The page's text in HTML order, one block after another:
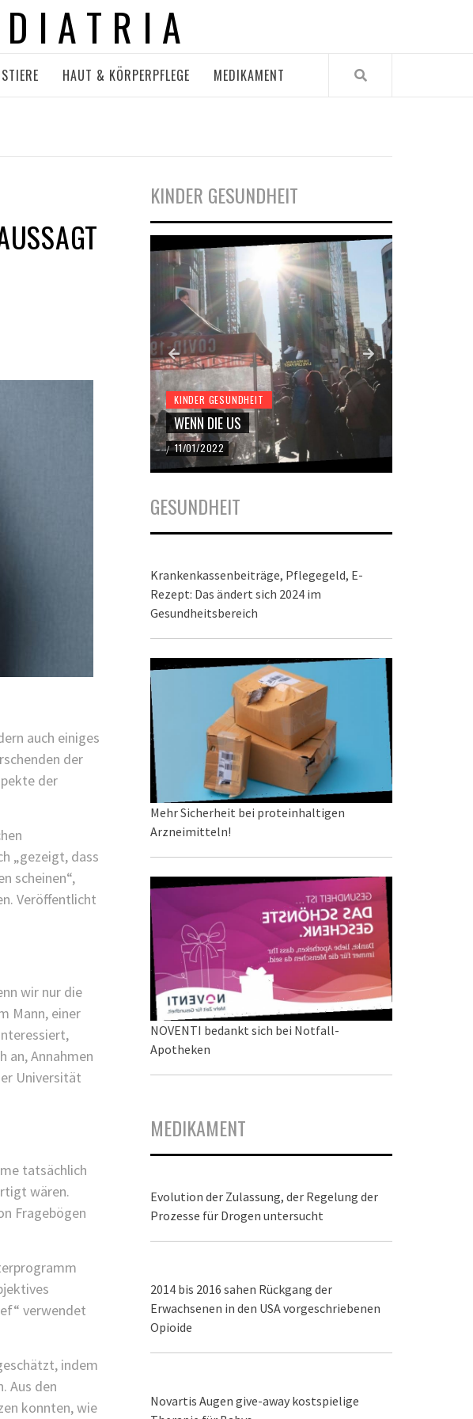
HAUT & KÖRPERPFLEGE MEDIKAMENT
auch einiges
der
der
„gezeigt, dass
scheinen“,
Veröffentlicht
wir nur die
Mann, einer
an, Annahmen
Universität
tatsächlich
wären.
Fragebögen
verwendet
indem
Aus den
konnten, wie
KINDER GESUNDHEIT
ALS KINDERARZT
KINDER GESUNDHEIT
WENN DIE US
/ 11/01/2022
GESUNDHEIT
Krankenkassenbeiträge, Pflegegeld, E-
Rezept: Das ändert sich 2024 im
Gesundheitsbereich
Mehr Sicherheit bei proteinhaltigen
Arzneimitteln!
NOVENTI bedankt sich bei Notfall-
Apotheken
MEDIKAMENT
Evolution der Zulassung, der Regelung der
Prozesse für Drogen untersucht
2014 bis 2016 sahen Rückgang der
Erwachsenen in den USA vorgeschriebenen
Opioide
Novartis Augen give-away kostspielige